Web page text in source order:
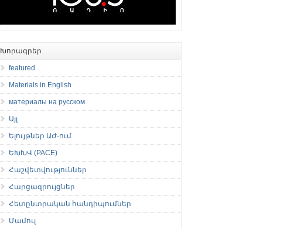
Խորագրեր
featured
Materials in English
материалы на русском
Այլ
Ելույթներ ԱԺ-ում
ԵԽԽՎ (PACE)
Հաշվետվություններ
Հարցազրույցներ
Հետընտրական հանդիպումներ
Մամուլ